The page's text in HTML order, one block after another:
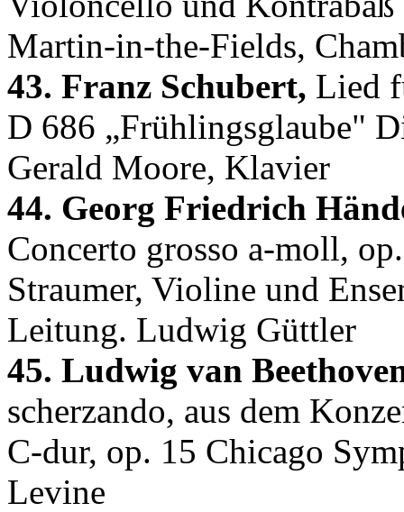
Martin-in-the-Fields,
43. Franz Schubert, Lied
D 686 „Frühlingsglaube"
Gerald Moore, Klavier
44. Georg Friedrich
Concerto grosso a-moll,
Straumer, Violine und
Leitung. Ludwig Güttler
45. Ludwig van
scherzando, aus dem
C-dur, op. 15 Chicago
Levine